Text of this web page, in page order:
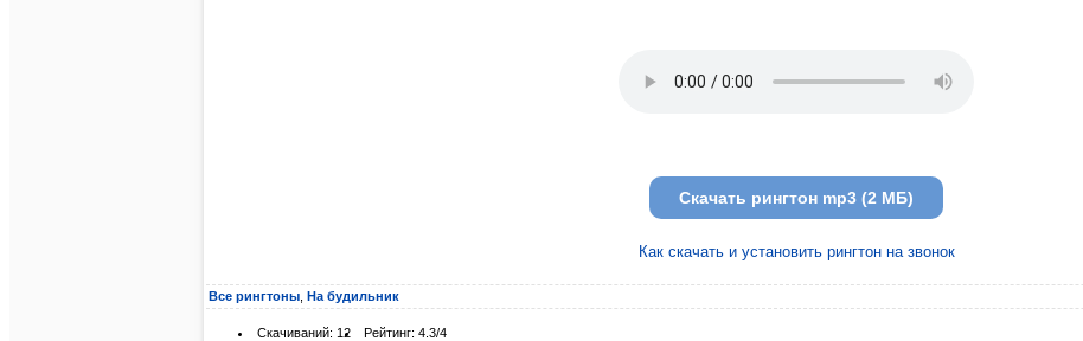
Скачать рингтон mp3 (2 МБ)
Как скачать и установить рингтон на звонок
Все рингтоны На будильник
Скачиваний: 12 Рейтинг: 4.3/4